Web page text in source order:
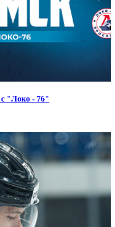
"Локо - 76"